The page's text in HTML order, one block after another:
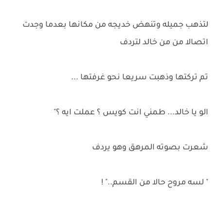
لتذهب جميله وتنهض خديجه من مكانها بعدما وجدت
اتصالا من من خالد لتردف
تم تركتها وذهبت سريعا نحو غرفتها ...
الو يا خالد... طمني انت كويس ؟ عملت ايه ؟"
شعرت بصوته المرهق وهو يردف
" لسه مروح حالا من القسم.." !